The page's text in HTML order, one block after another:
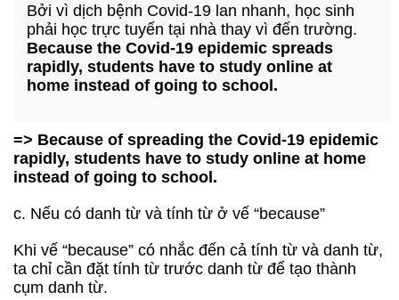
Bởi vì dịch bệnh Covid-19 lan nhanh, học sinh
phải học trực tuyến tại nhà thay vì đến trường.
Because the Covid-19 epidemic spreads
rapidly, students have to study online at
home instead of going to school.
=> Because of spreading the Covid-19 epidemic
rapidly, students have to study online at home
instead of going to school.
c. Nếu có danh từ và tính từ ở vế “because”
Khi vế “because” có nhắc đến cả tính từ và danh từ,
ta chỉ cần đặt tính từ trước danh từ để tạo thành
cụm danh từ.